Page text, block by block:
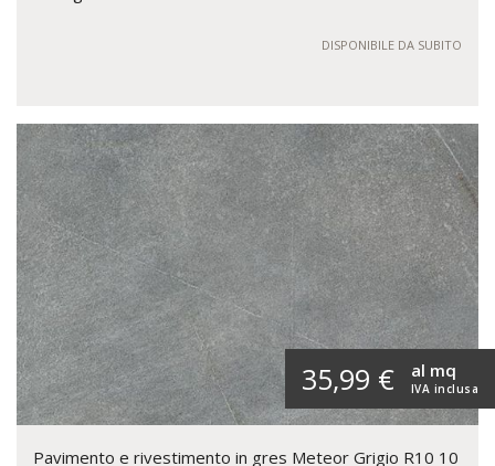
DISPONIBILE DA SUBITO
35,99 € IVA inclusa
al mq
Pavimento e rivestimento in gres Meteor Grigio R10 10